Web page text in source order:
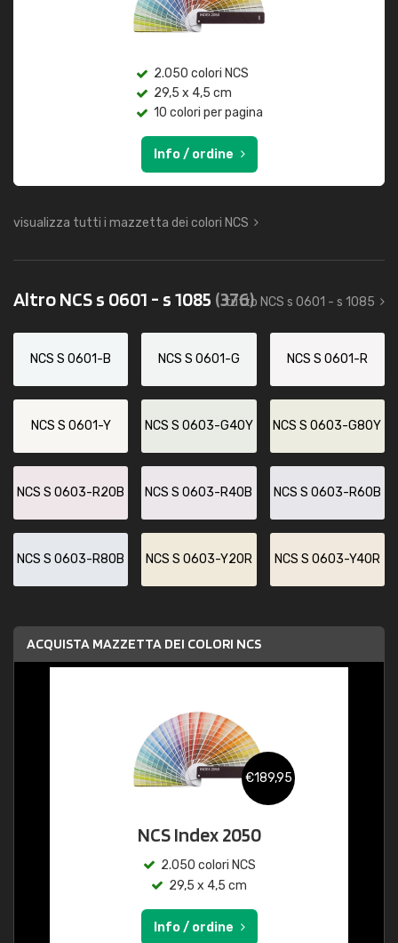
2.050 colori NCS
29,5 x 4,5 cm
10 colori per pagina
Info / ordine
visualizza tutti i mazzetta dei colori NCS
Altro NCS s 0601 - s 1085 (376)
tutto NCS s 0601 - s 1085
NCS S 0601-B NCS S 0601-G NCS S 0601-R
NCS S 0601-Y NCS S 0603-G40Y NCS S 0603-G80Y
NCS S 0603-R20B NCS S 0603-R40B NCS S 0603-R60B
NCS S 0603-R80B NCS S 0603-Y20R NCS S 0603-Y40R
ACQUISTA MAZZETTA DEI COLORI NCS
€189,95
NCS Index 2050
2.050 colori NCS
29,5 x 4,5 cm
Info / ordine